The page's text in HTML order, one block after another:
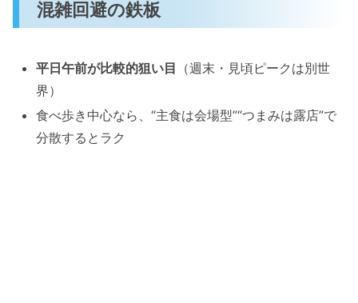
混雑回避の鉄板
平日午前が比較的狙い目
（週末・見頃ピークは別世
界）
食べ歩き中心なら、“主食は会場型”“つまみは露店”で
分散するとラク